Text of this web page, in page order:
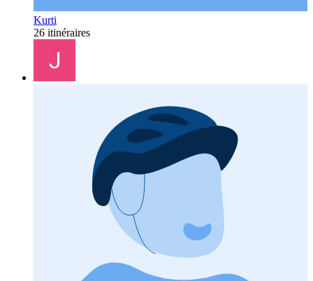
Kurti
26 itinéraires